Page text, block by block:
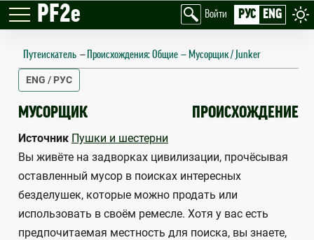
PF2e Войти РУС ENG
Путеискатель — Происхождения: Общие Мусорщик / Junker
ENG / РУС
МУСОРЩИК
JUNKER ПРОИСХОЖДЕНИЕ
Источник Пушки и шестерни
Вы живёте на задворках цивилизации, прочёсывая
оставленный мусор в поисках интересных
безделушек, которые можно продать или
использовать в своём ремесле. Хотя у вас есть
предпочитаемая местность для поиска, вы знаете,